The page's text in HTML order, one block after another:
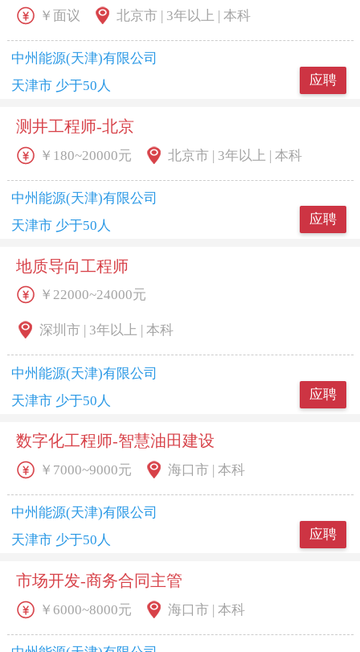
应聘
￥面议 北京市 | 3年以上 | 本科
中州能源(天津)有限公司
天津市 少于50人
测井工程师-北京
应聘
￥180~20000元 北京市 | 3年以上 | 本科
中州能源(天津)有限公司
天津市 少于50人
地质导向工程师
应聘
￥22000~24000元
深圳市 | 3年以上 | 本科
中州能源(天津)有限公司
天津市 少于50人
数字化工程师-智慧油田建设
应聘
￥7000~9000元 海口市 | 本科
中州能源(天津)有限公司
天津市 少于50人
市场开发-商务合同主管
￥6000~8000元 海口市 | 本科